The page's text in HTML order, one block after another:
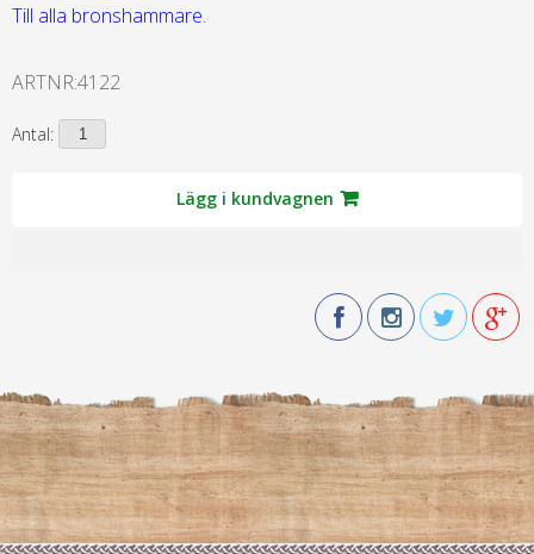
Till alla bronshammare.
ARTNR:4122
Antal:
Lägg i kundvagnen